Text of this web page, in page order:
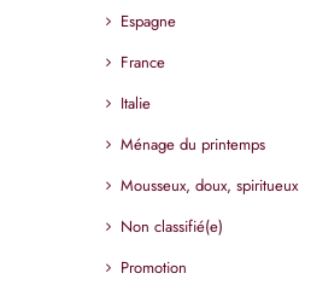
Espagne
France
Italie
Ménage du printemps
Mousseux, doux, spiritueux
Non classifié(e)
Promotion